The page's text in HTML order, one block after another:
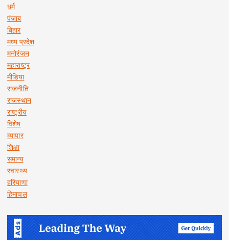
धर्म
पंजाब
बिहार
मध्य प्रदेश
मनोरंजन
महाराष्ट्र
मीडिया
राजनीति
राजस्थान
राष्ट्रीय
विशेष
व्यापार
शिक्षा
समान्य
स्वास्थ्य
हरियाणा
हिमाचल